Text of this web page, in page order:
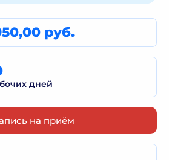
руб.
дней
на приём